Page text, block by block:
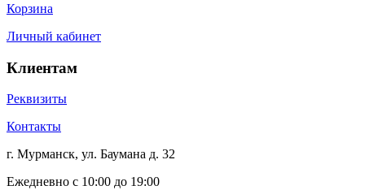
Корзина
Личный кабинет
Клиентам
Реквизиты
Контакты
г. Мурманск, ул. Баумана д. 32
Ежедневно с 10:00 до 19:00